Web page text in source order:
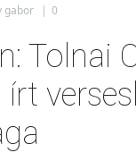
gabor | 0
Tolnai
írt